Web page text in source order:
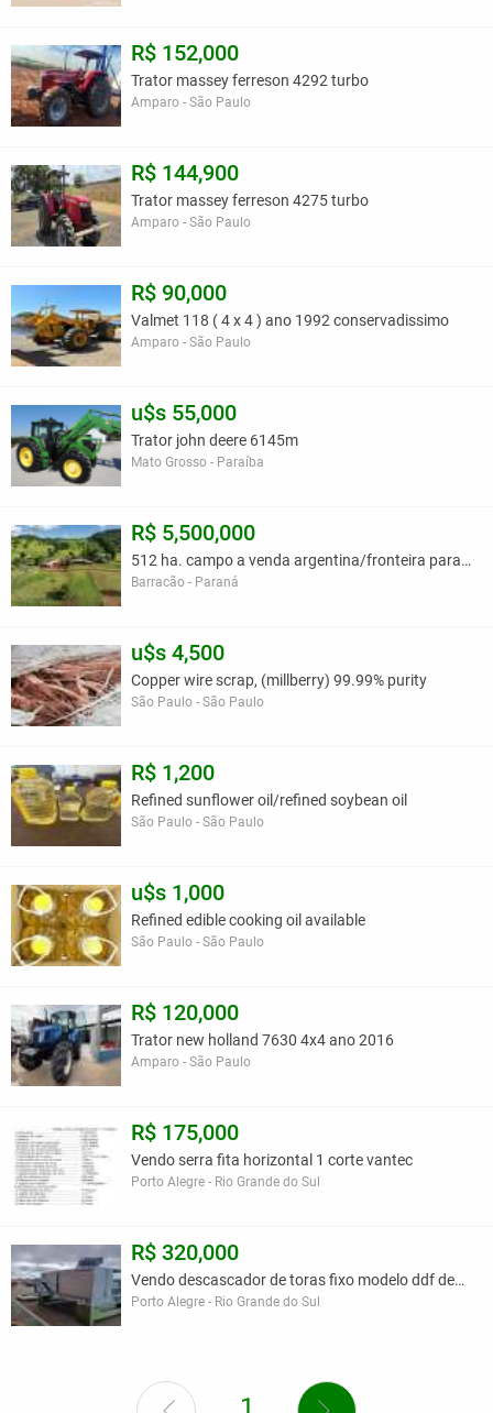
R$ 152,000
Trator massey ferreson 4292 turbo
Amparo - São Paulo
R$ 144,900
Trator massey ferreson 4275 turbo
Amparo - São Paulo
R$ 90,000
Valmet 118 ( 4 x 4 ) ano 1992 conservadissimo
Amparo - São Paulo
u$s 55,000
Trator john deere 6145m
Mato Grosso - Paraíba
R$ 5,500,000
512 ha. campo a venda argentina/fronteira parana.
Barracão - Paraná
u$s 4,500
Copper wire scrap, (millberry) 99.99% purity
São Paulo - São Paulo
R$ 1,200
Refined sunflower oil/refined soybean oil
São Paulo - São Paulo
u$s 1,000
Refined edible cooking oil available
São Paulo - São Paulo
R$ 120,000
Trator new holland 7630 4x4 ano 2016
Amparo - São Paulo
R$ 175,000
Vendo serra fita horizontal 1 corte vantec
Porto Alegre - Rio Grande do Sul
R$ 320,000
Vendo descascador de toras fixo modelo ddf demu
Porto Alegre - Rio Grande do Sul